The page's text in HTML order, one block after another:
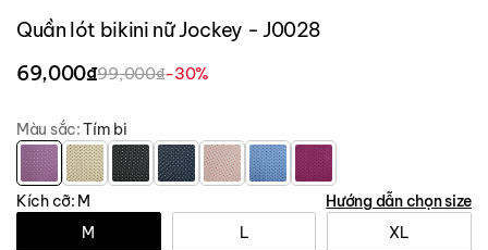
Quần lót bikini nữ Jockey - J0028
69,000₫99,000₫-30%
Màu sắc:Tím bi
Kích cỡ: M
Hướng dẫn chọn size
M
L XL